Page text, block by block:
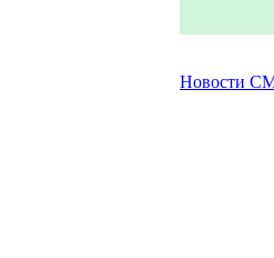
Новости